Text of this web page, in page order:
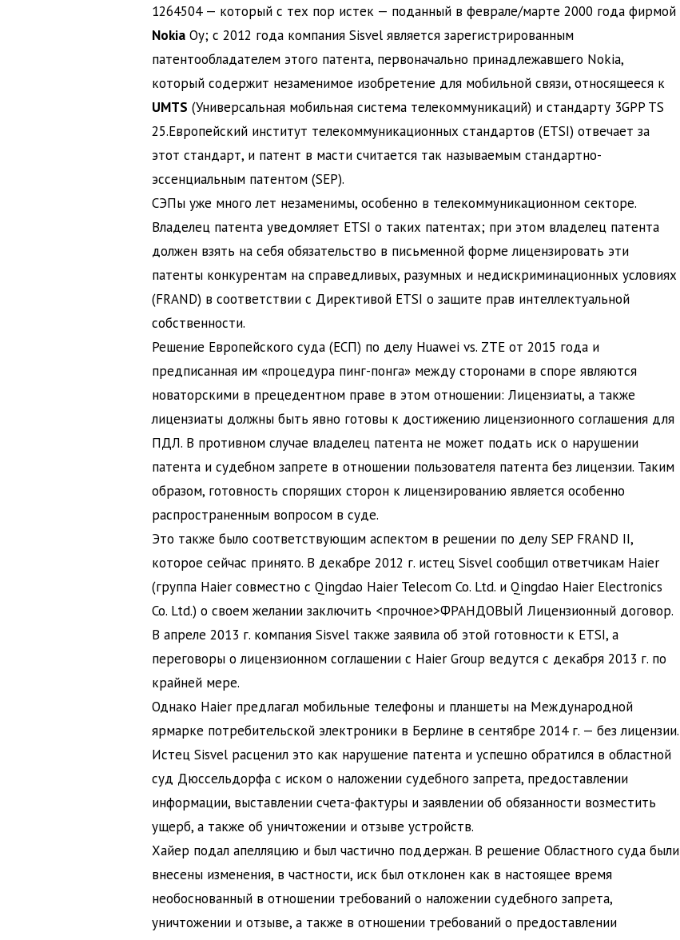
1264504 — который с тех пор истек — поданный в феврале/марте 2000 года фирмой
NokiaOy; с 2012 года компания Sisvel является зарегистрированным
патентообладателем этого патента, первоначально принадлежавшего Nokia,
который содержит незаменимое изобретение для мобильной связи, относящееся к
UMTS (Универсальная мобильная система телекоммуникаций) и стандарту 3GPP TS
25.Европейский институт телекоммуникационных стандартов (ETSI) отвечает за
этот стандарт, и патент в масти считается так называемым стандартно-
эссенциальным патентом (SEP).
СЭПы уже много лет незаменимы, особенно в телекоммуникационном секторе.
Владелец патента уведомляет ETSI о таких патентах; при этом владелец патента
должен взять на себя обязательство в письменной форме лицензировать эти
патенты конкурентам на справедливых, разумных и недискриминационных условиях
(FRAND) в соответствии с Директивой ETSI о защите прав интеллектуальной
собственности.
Решение Европейского суда (ЕСП) по делу Huawei vs. ZTE от 2015 года и
предписанная им «процедура пинг-понга» между сторонами в споре являются
новаторскими в прецедентном праве в этом отношении: Лицензиаты, а также
лицензиаты должны быть явно готовы к достижению лицензионного соглашения для
ПДЛ. В противном случае владелец патента не может подать иск о нарушении
патента и судебном запрете в отношении пользователя патента без лицензии. Таким
образом, готовность спорящих сторон к лицензированию является особенно
распространенным вопросом в суде.
Это также было соответствующим аспектом в решении по делу SEP FRAND II,
которое сейчас принято. В декабре 2012 г. истец Sisvel сообщил ответчикам Haier
(группа Haier совместно с Qingdao Haier Telecom Co. Ltd. и Qingdao Haier Electronics
Co. Ltd.) о своем желании заключить <прочное>ФРАНДОВЫЙ Лицензионный договор.
В апреле 2013 г. компания Sisvel также заявила об этой готовности к ETSI, а
переговоры о лицензионном соглашении с Haier Group ведутся с декабря 2013 г. по
крайней мере.
Однако Haier предлагал мобильные телефоны и планшеты на Международной
ярмарке потребительской электроники в Берлине в сентябре 2014 г. — без лицензии.
Истец Sisvel расценил это как нарушение патента и успешно обратился в областной
суд Дюссельдорфа с иском о наложении судебного запрета, предоставлении
информации, выставлении счета-фактуры и заявлении об обязанности возместить
ущерб, а также об уничтожении и отзыве устройств.
Хайер подал апелляцию и был частично поддержан. В решение Областного суда были
внесены изменения, в частности, иск был отклонен как в настоящее время
необоснованный в отношении требований о наложении судебного запрета,
уничтожении и отзыве, а также в отношении требований о предоставлении